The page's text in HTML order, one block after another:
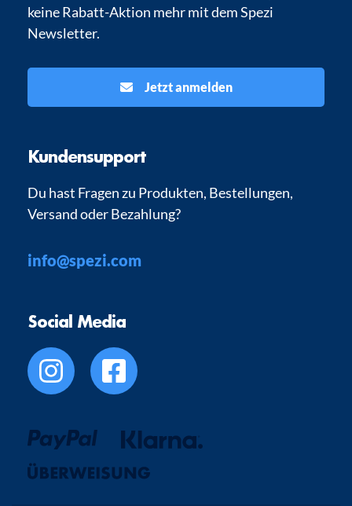
keine Rabatt-Aktion mehr mit dem Spezi
Newsletter.
Jetzt anmelden
Kundensupport
Du hast Fragen zu Produkten, Bestellungen,
Versand oder Bezahlung?
info@spezi.com
Social Media